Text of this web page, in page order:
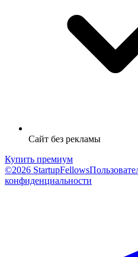
Сайт без рекламы
Купить премиум
©2026 StartupFellows
конфиденциальности